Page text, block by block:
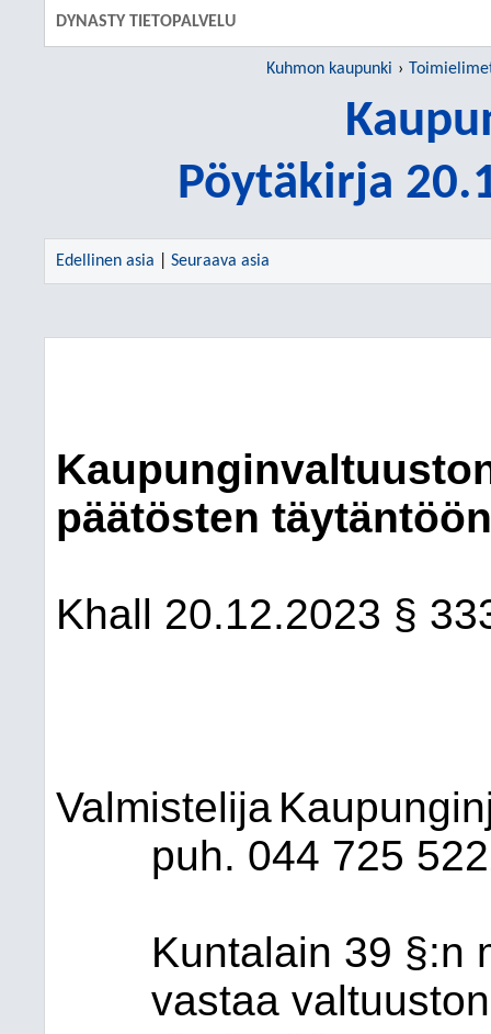
DYNASTY TIETOPALVELU
Kuhmon kaupunki
Pöytäkirja
Edellinen asia Seuraava asia
päätösten
Khall 20.12.2023 §
Valmistelija
puh. 044 725
Kuntalain 39 §:n
vastaa